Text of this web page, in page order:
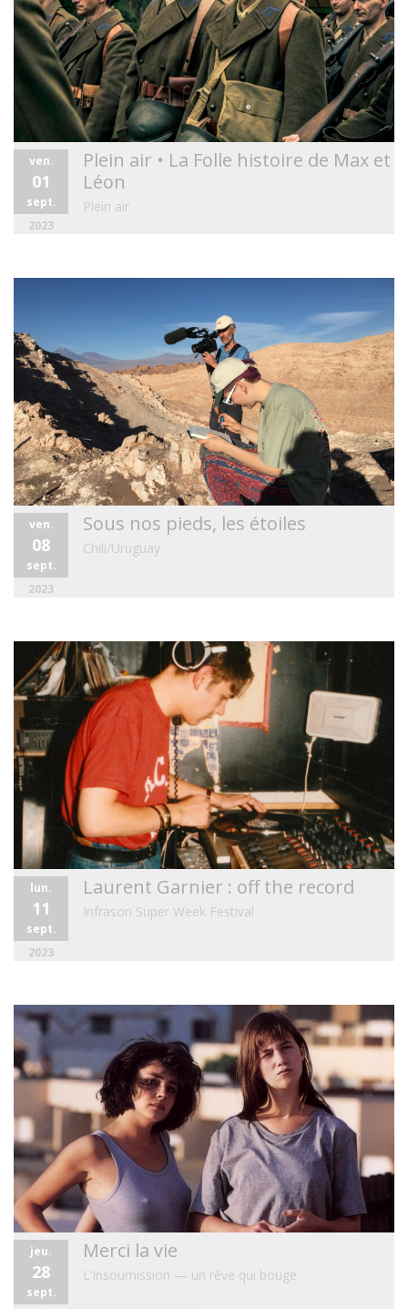
ven.
01
sept.
2023
Plein air • La Folle histoire de Max et
Léon
Plein air
ven.
08
sept.
2023
Sous nos pieds, les étoiles
Chili/Uruguay
lun.
11
sept.
2023
Laurent Garnier : off the record
Infrason Super Week Festival
jeu.
28
sept.
Merci la vie
L'insoumission — un rêve qui bouge